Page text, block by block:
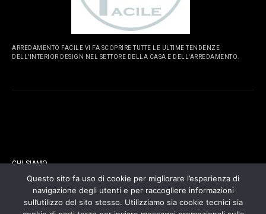
ARREDAMENTO FACILE VI FA SCOPRIRE TUTTE LE ULTIME TENDENZE
DELL'INTERIOR DESIGN NEL SETTORE DELLA CASA E DELL'ARREDAMENTO.
CHI SIAMO
CONTATTI
Questo sito fa uso di cookie per migliorare l’esperienza di
navigazione degli utenti e per raccogliere informazioni
sull’utilizzo del sito stesso. Utilizziamo sia cookie tecnici sia